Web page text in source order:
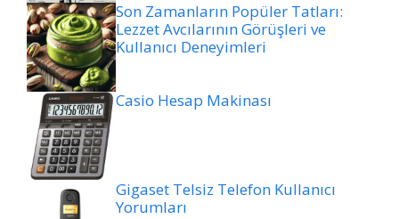
Son Zamanların Popüler Tatları:
Lezzet Avcılarının Görüşleri ve
Kullanıcı Deneyimleri
Casio Hesap Makinası
Gigaset Telsiz Telefon Kullanıcı
Yorumları